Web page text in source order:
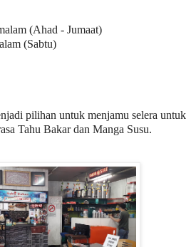
(Ahad - Jumaat)
(Sabtu)
pilihan untuk menjamu selera untuk
Tahu Bakar dan Manga Susu.